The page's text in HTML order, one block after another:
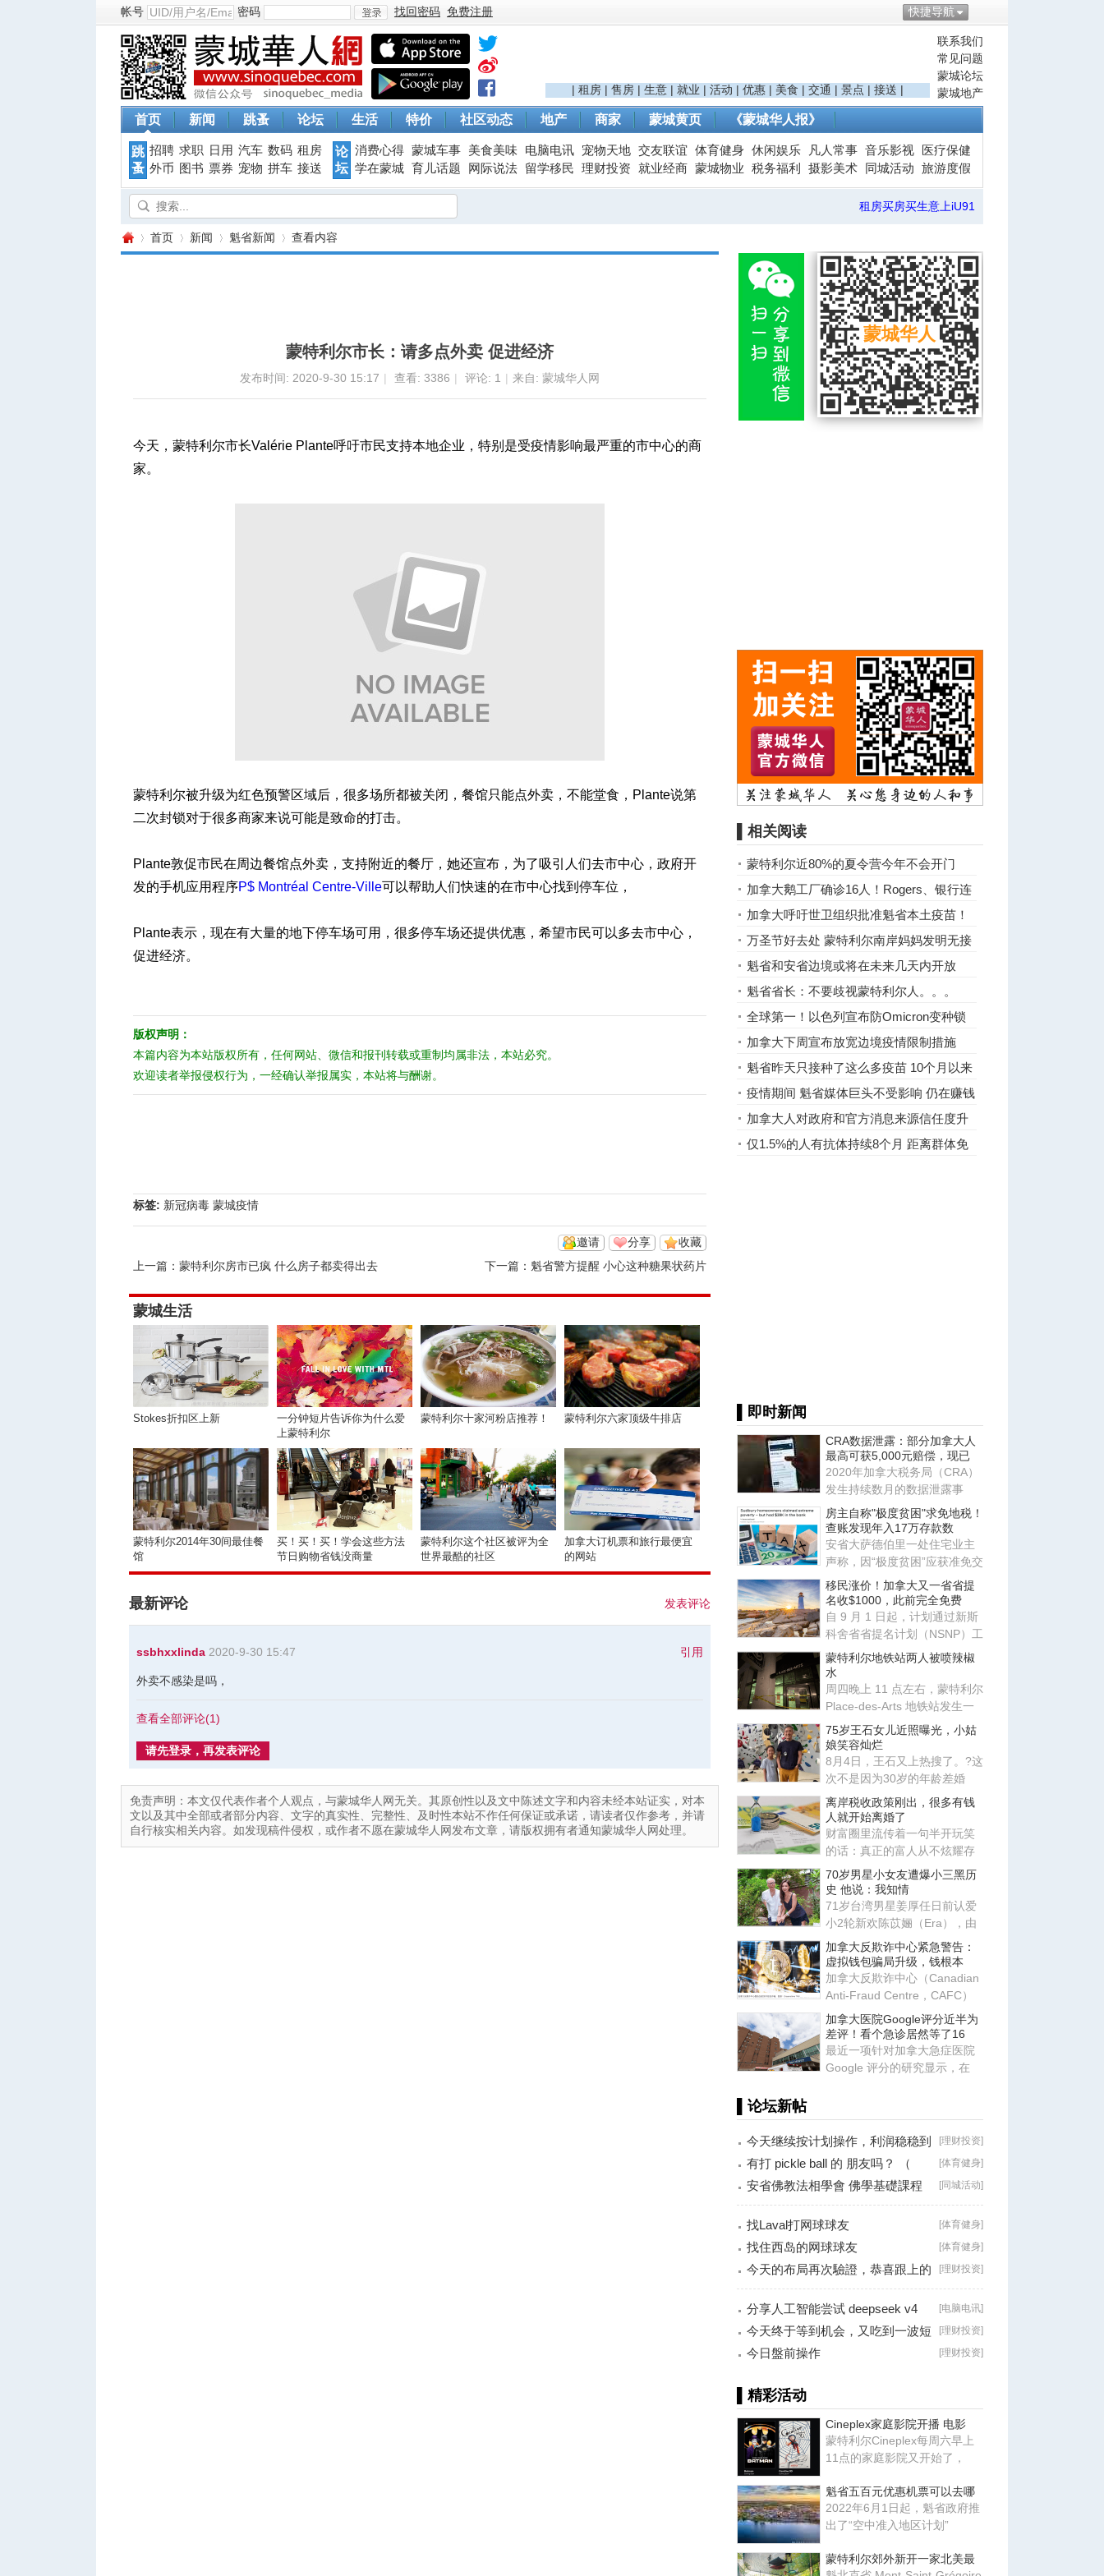
快捷导航
帐号 密码
登
录
找回密码 免费注册
联系我们
常见问题
蒙城论坛
蒙城地产
| 租房 | 售房 | 生意 | 就业 | 活动 | 优惠 | 美食 | 交通 | 景点 | 接送 |
首页 新闻 跳蚤 论坛 生活 特价 社区动态 地产 商家 蒙城黄页 《蒙城华人报》
跳
蚤
招聘 求职 日用 汽车 数码 租房
外币
图书 票券 宠物 拼车 接送
论
坛
消费心得 蒙城车事 美食美味 电脑电讯 宠物天地 交友联谊 体育健身 休闲娱乐 凡人常事 音乐影视
医疗保健
学在蒙城 育儿话题 网际说法 留学移民 理财投资 就业经商 蒙城物业 税务福利 摄影美术 同城活动 旅游度假
租房买房买生意上iU91
首页 新闻 魁省新闻 查看内容
蒙特利尔市长：请多点外卖 促进经济
发布时间: 2020-9-30 15:17 | 查看: 3386 | 评论: 1 | 来自: 蒙城华人网
今天，蒙特利尔市长Valérie Plante呼吁市民支持本地企业，特别是受疫情影响最严重的市中心的商
家。
蒙特利尔被升级为红色预警区域后，很多场所都被关闭，餐馆只能点外卖，不能堂食，Plante说第
二次封锁对于很多商家来说可能是致命的打击。
Plante敦促市民在周边餐馆点外卖，支持附近的餐厅，她还宣布，为了吸引人们去市中心，政府开
发的手机应用程序P$ Montréal Centre-Ville可以帮助人们快速的在市中心找到停车位，
Plante表示，现在有大量的地下停车场可用，很多停车场还提供优惠，希望市民可以多去市中心，
促进经济。
版权声明：
本篇内容为本站版权所有，任何网站、微信和报刊转载或重制均属非法，本站必究。
欢迎读者举报侵权行为，一经确认举报属实，本站将与酬谢。
标签: 新冠病毒 蒙城疫情
收藏
分享
邀请
上一篇： 蒙特利尔房市已疯 什么房子都卖得出去 下一篇： 魁省警方提醒 小心这种糖果状药片
蒙城生活
Stokes折扣区上新
一分钟短片告诉你为什么爱
上蒙特利尔
蒙特利尔十家河粉店推荐！ 蒙特利尔六家顶级牛排店
蒙特利尔2014年30间最佳餐
馆
买！买！买！学会这些方法
节日购物省钱没商量
蒙特利尔这个社区被评为全
世界最酷的社区
加拿大订机票和旅行最便宜
的网站
发表评论
最新评论
引用
ssbhxxlinda 2020-9-30 15:47
外卖不感染是吗，
查看全部评论(1)
请先登录，再发表评论
免责声明：本文仅代表作者个人观点，与蒙城华人网无关。其原创性以及文中陈述文字和内容未经本站证实，对本
文以及其中全部或者部分内容、文字的真实性、完整性、及时性本站不作任何保证或承诺，请读者仅作参考，并请
自行核实相关内容。如发现稿件侵权，或作者不愿在蒙城华人网发布文章，请版权拥有者通知蒙城华人网处理。
▌相关阅读
蒙特利尔近80%的夏令营今年不会开门
加拿大鹅工厂确诊16人！Rogers、银行连
爆疫情
加拿大呼吁世卫组织批准魁省本土疫苗！
万圣节好去处 蒙特利尔南岸妈妈发明无接
触发糖法
魁省和安省边境或将在未来几天内开放
魁省省长：不要歧视蒙特利尔人。。。
全球第一！以色列宣布防Omicron变种锁
国
加拿大下周宣布放宽边境疫情限制措施
魁省昨天只接种了这么多疫苗 10个月以来
最低
疫情期间 魁省媒体巨头不受影响 仍在赚钱
加拿大人对政府和官方消息来源信任度升
仅1.5%的人有抗体持续8个月 距离群体免
▌即时新闻
CRA数据泄露：部分加拿大人
最高可获5,000元赔偿，现已
2020年加拿大税务局（CRA）
发生持续数月的数据泄露事
件，导致数千名加拿大人的私
人信
房主自称"极度贫困"求免地税！
查账发现年入17万存款数
安省大萨德伯里一处住宅业主
声称，因“极度贫困”应获准免交
地税。安省评估复核委员会
移民涨价！加拿大又一省省提
名收$1000，此前完全免费
自 9 月 1 日起，计划通过新斯
科舍省省提名计划（NSNP）工
作类别申请移民的外国人需缴
蒙特利尔地铁站两人被喷辣椒
水
周四晚上 11 点左右，蒙特利尔
Place-des-Arts 地铁站发生一
起肢体冲突，事件升级导致
75岁王石女儿近照曝光，小姑
娘笑容灿烂
8月4日，王石又上热搜了。?这
次不是因为30岁的年龄差婚
姻，也不是因为田朴珺又说了
什
离岸税收政策刚出，很多有钱
人就开始离婚了
财富圈里流传着一句半开玩笑
的话：真正的富人从不炫耀存
款，他们炫耀的是律师、会计
师
70岁男星小女友遭爆小三黑历
史 他说：我知情
71岁台湾男星姜厚任日前认爱
小2轮新欢陈苡㛤（Era），由
于她自称台大“3硕1博”、智商
加拿大反欺诈中心紧急警告：
虚拟钱包骗局升级，钱根本
加拿大反欺诈中心（Canadian
Anti-Fraud Centre，CAFC）
近日发布最新警告，提醒所有
使
加拿大医院Google评分近半为
差评！看个急诊居然等了16
最近一项针对加拿大急症医院
Google 评分的研究显示，在
▌论坛新帖
[理财投资]
今天继续按计划操作，利润稳稳到
手！
[体育健身]
有打 pickle ball 的 朋友吗？ （
Brossard
[同城活动]
安省佛教法相學會 佛學基礎課程
（第二十八
[体育健身]
找Laval打网球球友
[体育健身]
找住西岛的网球球友
[理财投资]
今天的布局再次驗證，恭喜跟上的
朋友！
[电脑电讯]
分享人工智能尝试 deepseek v4
falsh, 据说
[理财投资]
今天终于等到机会，又吃到一波短
线利润！
[理财投资]
今日盤前操作
▌精彩活动
Cineplex家庭影院开播 电影
蒙特利尔Cineplex每周六早上
11点的家庭影院又开始了，
魁省五百元优惠机票可以去哪
2022年6月1日起，魁省政府推
出了“空中准入地区计划”
蒙特利尔郊外新开一家北美最